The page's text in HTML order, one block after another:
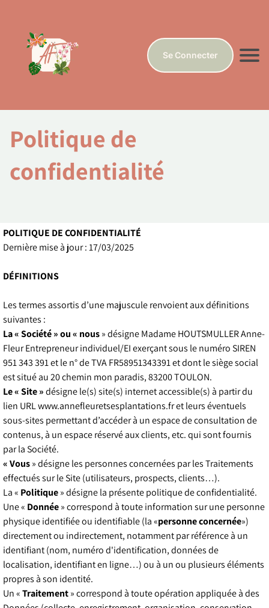
Se Connecter
Politique de
confidentialité
POLITIQUE DE CONFIDENTIALITÉ
Dernière mise à jour : 17/03/2025
DÉFINITIONS
Les termes assortis d’une majuscule renvoient aux définitions
suivantes :
La « Société » ou « nous» désigne Madame HOUTSMULLER Anne-
Fleur Entrepreneur individuel/EI exerçant sous le numéro SIREN
951 343 391 et le n° de TVA FR58951343391 et dont le siège social
est situé au 20 chemin mon paradis, 83200 TOULON.
Le « Site »désigne le(s) site(s) internet accessible(s) à partir du
lien URL www.annefleuretsesplantations.fr et leurs éventuels
sous-sites permettant d’accéder à un espace de consultation de
contenus, à un espace réservé aux clients, etc. qui sont fournis
par la Société.
« Vous» désigne les personnes concernées par les Traitements
effectués sur le Site (utilisateurs, prospects, clients…).
La « Politique» désigne la présente politique de confidentialité.
Une « Donnée» correspond à toute information sur une personne
physique identifiée ou identifiable (la «personne concernée»)
directement ou indirectement, notamment par référence à un
identifiant (nom, numéro d'identification, données de
localisation, identifiant en ligne…) ou à un ou plusieurs éléments
propres à son identité.
Un «Traitement» correspond à toute opération appliquée à des